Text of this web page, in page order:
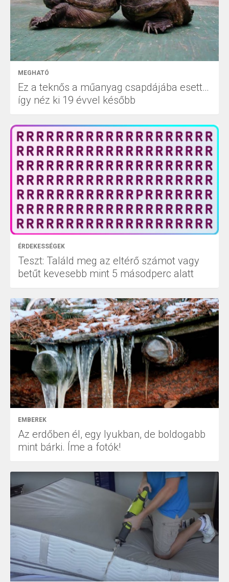
MEGHATÓ
Ez a teknős a műanyag csapdájába esett…
így néz ki 19 évvel később
ÉRDEKESSÉGEK
Teszt: Találd meg az eltérő számot vagy
betűt kevesebb mint 5 másodperc alatt
EMBEREK
Az erdőben él, egy lyukban, de boldogabb
mint bárki. Íme a fotók!